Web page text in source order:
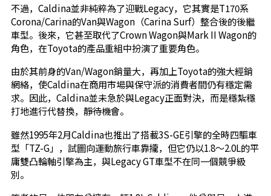
不過，Caldina並非純粹為了迎戰Legacy，它其實是T170系
Corona/Carina的Van與Wagon（Carina Surf）整合後的後繼
車型。後來，它甚至取代了Crown Wagon與Mark II Wagon的
角色，在Toyota的產品重組中扮演了重要角色。
由於其前身的Van/Wagon銷量大，再加上Toyota的強大經銷
網絡，使Caldina在商用市場與保守派的消費者間仍有穩定需
求。因此，Caldina並未急於與Legacy正面對決，而是穩紮穩
打地進行代替換，靜待機會。
雖然1995年2月Caldina也推出了搭載3S-GE引擎的全時四驅車
型「TZ-G」，試圖向運動旅行車靠攏，但它仍以1.8～2.0L的平
庸雙凸輪軸引擎為主，與Legacy GT車型不在同一個競爭級
別。